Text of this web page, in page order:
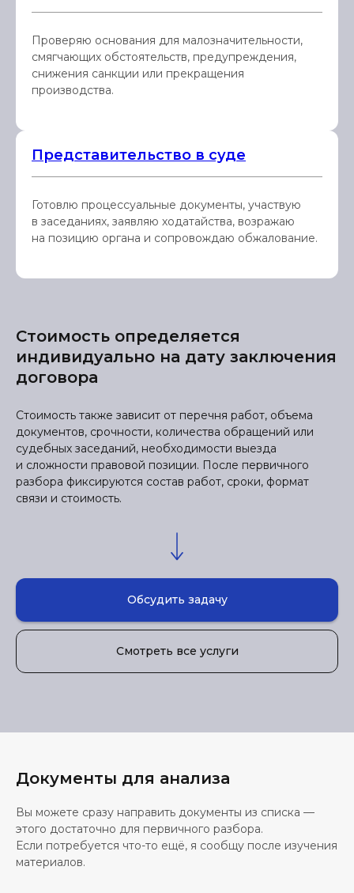
Проверяю основания для малозначительности,
смягчающих обстоятельств, предупреждения,
снижения санкции или прекращения
производства.
Представительство в суде
Готовлю процессуальные документы, участвую
в заседаниях, заявляю ходатайства, возражаю
на позицию органа и сопровождаю обжалование.
Стоимость определяется
индивидуально на дату заключения
договора
Стоимость также зависит от перечня работ, объема
документов, срочности, количества обращений или
судебных заседаний, необходимости выезда
и сложности правовой позиции. После первичного
разбора фиксируются состав работ, сроки, формат
связи и стоимость.
Обсудить задачу
Смотреть все услуги
Документы для анализа
Вы можете сразу направить документы из списка —
этого достаточно для первичного разбора.
Если потребуется что-то ещё, я сообщу после изучения
материалов.